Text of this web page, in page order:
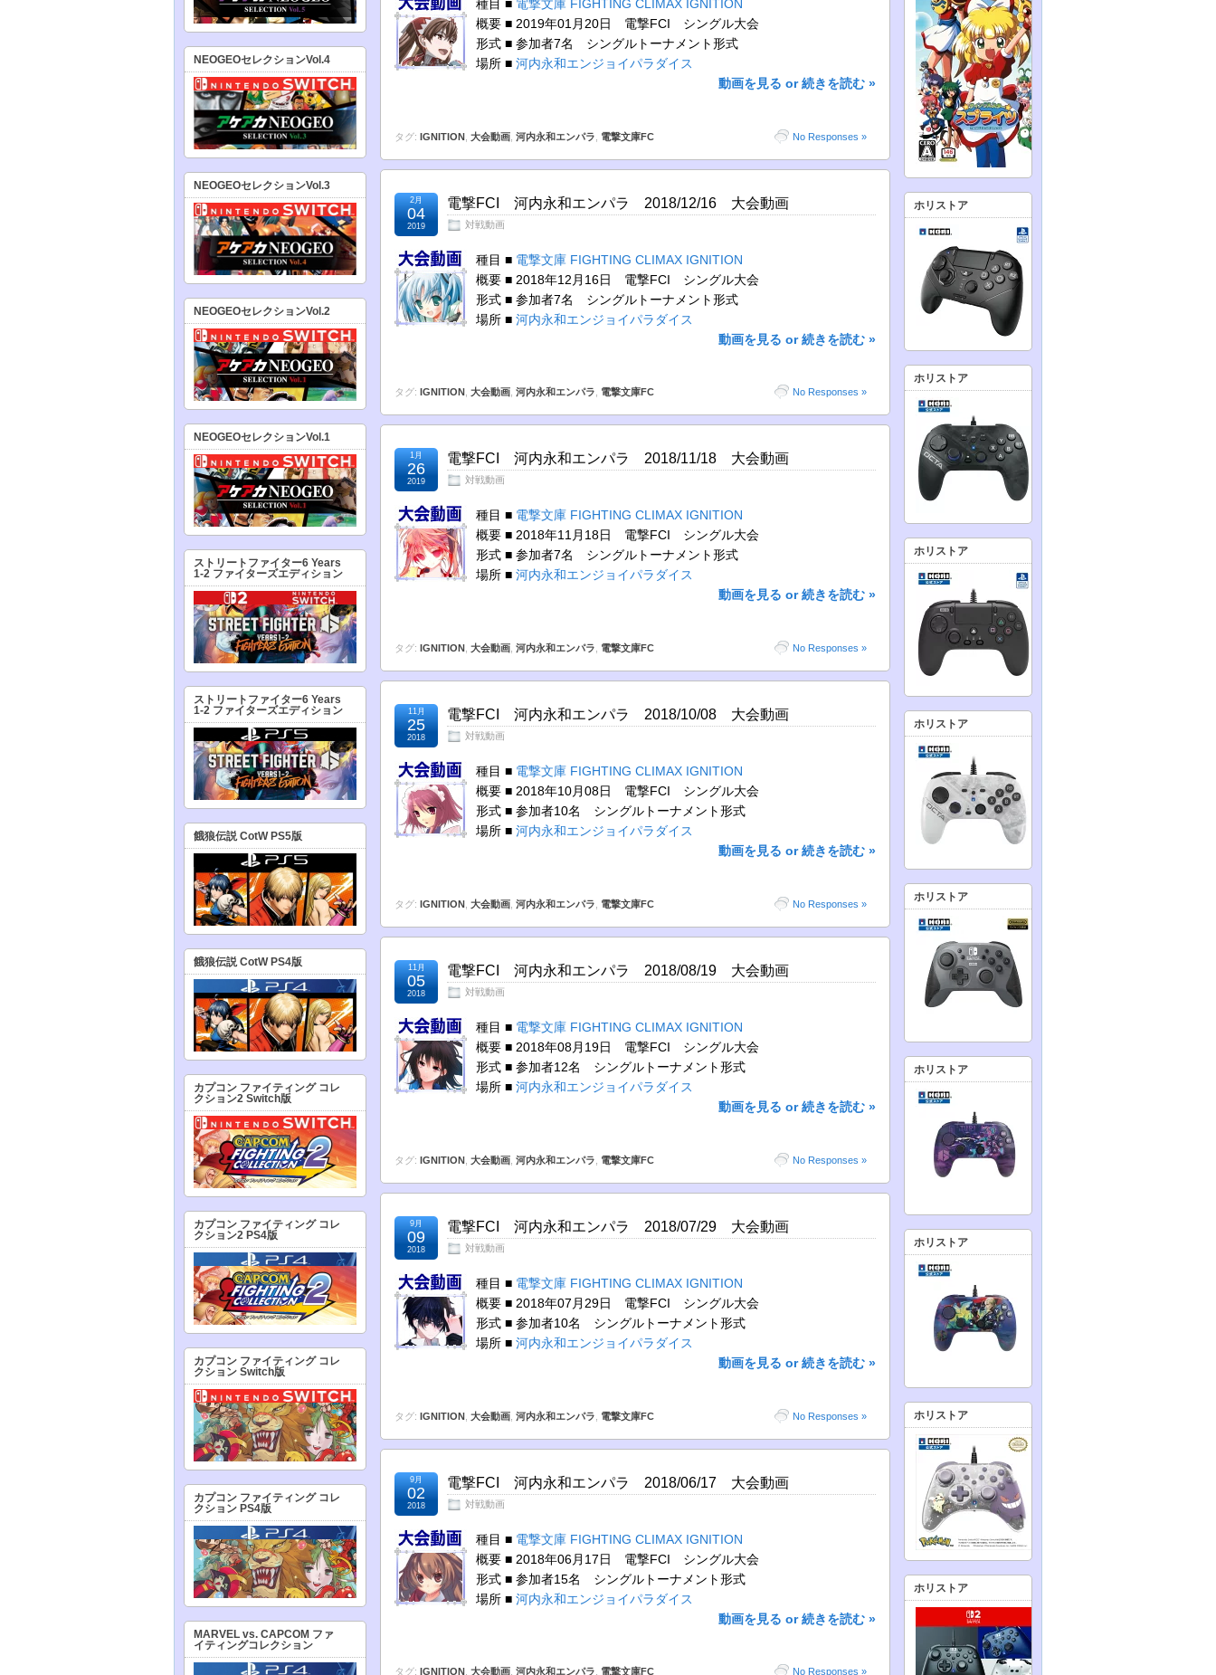
種目 ■ 電撃文庫 FIGHTING CLIMAX IGNITION
概要 ■ 2019年01月20日 電撃FCI シングル大会
形式 ■ 参加者7名 シングルトーナメント形式
場所 ■ 河内永和エンジョイパラダイス
動画を見る or 続きを読む »
No Responses »
タグ: IGNITION 大会動画 河内永和エンパラ 電撃文庫FC
電撃FCI 河内永和エンパラ 2018/12/16 大会動画
対戦動画
2月
04
2019
種目 ■ 電撃文庫 FIGHTING CLIMAX IGNITION
概要 ■ 2018年12月16日 電撃FCI シングル大会
形式 ■ 参加者7名 シングルトーナメント形式
場所 ■ 河内永和エンジョイパラダイス
動画を見る or 続きを読む »
No Responses »
タグ: IGNITION , 大会動画, 河内永和エンパラ, 電撃文庫FC
電撃FCI 河内永和エンパラ 2018/11/18 大会動画
対戦動画
1月
26
2019
種目 ■ 電撃文庫 FIGHTING CLIMAX IGNITION
概要 ■ 2018年11月18日 電撃FCI シングル大会
形式 ■ 参加者7名 シングルトーナメント形式
場所 ■ 河内永和エンジョイパラダイス
動画を見る or 続きを読む »
No Responses »
タグ: IGNITION 大会動画 河内永和エンパラ 電撃文庫FC
電撃FCI 河内永和エンパラ 2018/10/08 大会動画
対戦動画
11月
25
2018
種目 ■ 電撃文庫 FIGHTING CLIMAX IGNITION
概要 ■ 2018年10月08日 電撃FCI シングル大会
形式 ■ 参加者10名 シングルトーナメント形式
場所 ■ 河内永和エンジョイパラダイス
動画を見る or 続きを読む »
No Responses »
タグ: IGNITION 大会動画 河内永和エンパラ 電撃文庫FC
電撃FCI 河内永和エンパラ 2018/08/19 大会動画
対戦動画
11月
05
2018
種目 ■ 電撃文庫 FIGHTING CLIMAX IGNITION
概要 ■ 2018年08月19日 電撃FCI シングル大会
形式 ■ 参加者12名 シングルトーナメント形式
場所 ■ 河内永和エンジョイパラダイス
動画を見る or 続きを読む »
No Responses »
タグ: IGNITION 大会動画 河内永和エンパラ 電撃文庫FC
電撃FCI 河内永和エンパラ 2018/07/29 大会動画
対戦動画
9月
09
2018
種目 ■ 電撃文庫 FIGHTING CLIMAX IGNITION
概要 ■ 2018年07月29日 電撃FCI シングル大会
形式 ■ 参加者10名 シングルトーナメント形式
場所 ■ 河内永和エンジョイパラダイス
動画を見る or 続きを読む »
No Responses »
タグ: IGNITION 大会動画 河内永和エンパラ 電撃文庫FC
電撃FCI 河内永和エンパラ 2018/06/17 大会動画
対戦動画
9月
02
2018
種目 ■ 電撃文庫 FIGHTING CLIMAX IGNITION
概要 ■ 2018年06月17日 電撃FCI シングル大会
形式 ■ 参加者15名 シングルトーナメント形式
場所 ■ 河内永和エンジョイパラダイス
動画を見る or 続きを読む »
No Responses »
タグ: IGNITION 大会動画 河内永和エンパラ 電撃文庫FC
NEOGEOセレクションVol.4
NEOGEOセレクションVol.3
NEOGEOセレクションVol.2
NEOGEOセレクションVol.1
ストリートファイター6 Years
1-2 ファイターズエディション
ストリートファイター6 Years
1-2 ファイターズエディション
餓狼伝説 CotW PS5版
餓狼伝説 CotW PS4版
カプコン ファイティング コレ
クション2 Switch版
カプコン ファイティング コレ
クション2 PS4版
カプコン ファイティング コレ
クション Switch版
カプコン ファイティング コレ
クション PS4版
MARVEL vs. CAPCOM ファ
イティングコレクション
ホリストア
ホリストア
ホリストア
ホリストア
ホリストア
ホリストア
ホリストア
ホリストア
ホリストア